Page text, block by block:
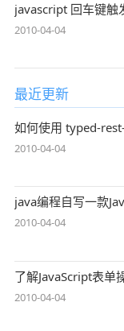
javascript 回车键触
2010-04-04
最近更新
如何使用 typed-
2010-04-04
java编程自写一款
2010-04-04
了解JavaScript表单
2010-04-04